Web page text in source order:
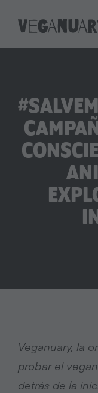
Veganuary, la
probar el
detrás de la